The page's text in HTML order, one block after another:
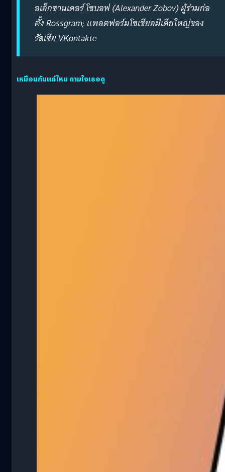
อเล็กซานเดอร์ โซบอฟ (Alexander Zobov) ผู้ร่วมก่อ
ตั้ง Rossgram; แพลตฟอร์มโซเชียลมีเดียใหญ่ของ
รัสเซีย VKontakte
เหมือนกันแค่ไหน ถามใจเธอดู